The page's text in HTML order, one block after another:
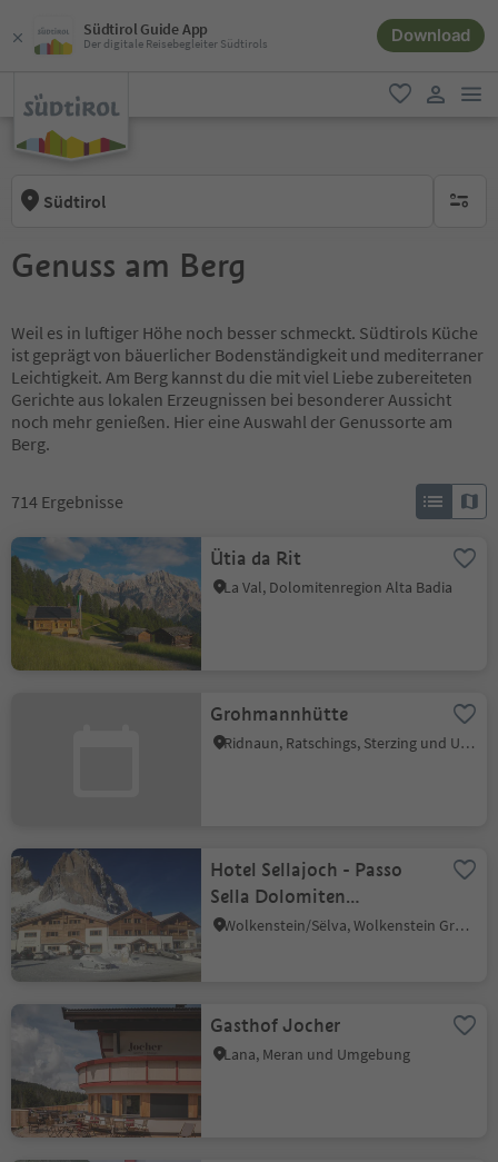
Südtirol Guide App
Der digitale Reisebegleiter Südtirols Download
favorit
Südtirol keine
Genuss am Berg
Weil es in luftiger Höhe noch besser schmeckt. Südtirols Küche
ist geprägt von bäuerlicher Bodenständigkeit und mediterraner
Leichtigkeit. Am Berg kannst du die mit viel Liebe zubereiteten
Gerichte aus lokalen Erzeugnissen bei besonderer Aussicht
noch mehr genießen. Hier eine Auswahl der Genussorte am
Berg.
714 Ergebnisse
Ütia da Rit
La Val, Dolomitenregion Alta Badia
Grohmannhütte
Ridnaun, Ratschings, Sterzing und Umgebung
Hotel Sellajoch - Passo
Sella Dolomiten
Mountain Resort
Wolkenstein/Sëlva, Wolkenstein Gröden, Dolomitenregion Gröden
Gasthof Jocher
Lana, Meran und Umgebung